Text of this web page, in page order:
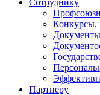
Сотруднику
Документы
Партнеру